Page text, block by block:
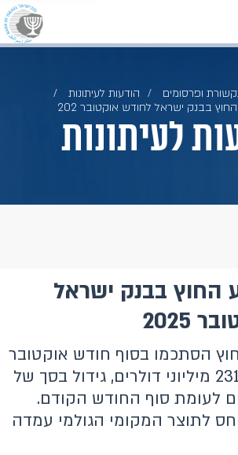
ופרסומים
הודעות לעיתונות
בבנק ישראל לחודש אוקטובר 202
לעיתונות
החוץ בבנק ישראל
2025
הסתכמו בסוף חודש אוקטובר
2025 בסך 231,954 מיליוני דולרים, גידול בסך של
לעומת סוף החודש הקודם.
לתוצר המקומי הגולמי עמדה